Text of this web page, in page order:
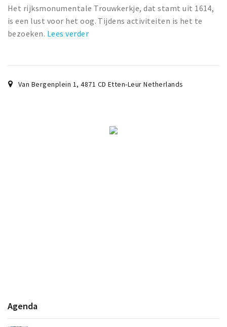
Uitjes & activiteiten
Toeristische routes
Het rijksmonumentale Trouwkerkje, dat stamt uit 1614,
is een lust voor het oog. Tijdens activiteiten is het te
bezoeken. Lees verder
Van Bergenplein 1,4871 CD Etten-Leur Netherlands
Agenda